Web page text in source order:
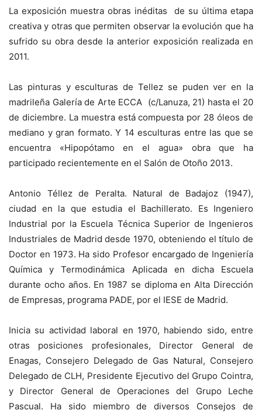
La exposición muestra obras inéditas de su última etapa
creativa y otras que permiten observar la evolución que ha
sufrido su obra desde la anterior exposición realizada en
2011.
Las pinturas y esculturas de Tellez se puden ver en la
madrileña Galería de Arte ECCA (c/Lanuza, 21) hasta el 20
de diciembre. La muestra está compuesta por 28 óleos de
mediano y gran formato. Y 14 esculturas entre las que se
encuentra «Hipopótamo en el agua» obra que ha
participado recientemente en el Salón de Otoño 2013.
Antonio Téllez de Peralta. Natural de Badajoz (1947),
ciudad en la que estudia el Bachillerato. Es Ingeniero
Industrial por la Escuela Técnica Superior de Ingenieros
Industriales de Madrid desde 1970, obteniendo el título de
Doctor en 1973. Ha sido Profesor encargado de Ingeniería
Química y Termodinámica Aplicada en dicha Escuela
durante ocho años. En 1987 se diploma en Alta Dirección
de Empresas, programa PADE, por el IESE de Madrid.
Inicia su actividad laboral en 1970, habiendo sido, entre
otras posiciones profesionales, Director General de
Enagas, Consejero Delegado de Gas Natural, Consejero
Delegado de CLH, Presidente Ejecutivo del Grupo Cointra,
y Director General de Operaciones del Grupo Leche
Pascual. Ha sido miembro de diversos Consejos de